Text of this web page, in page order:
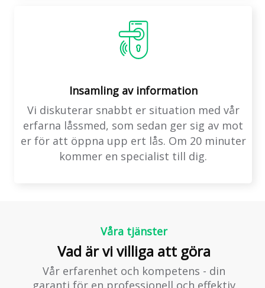
Insamling av information
Vi diskuterar snabbt er situation med vår
erfarna låssmed, som sedan ger sig av mot
er för att öppna upp ert lås. Om 20 minuter
kommer en specialist till dig.
Våra tjänster
Vad är vi villiga att göra
Vår erfarenhet och kompetens - din
garanti för en professionell och effektiv